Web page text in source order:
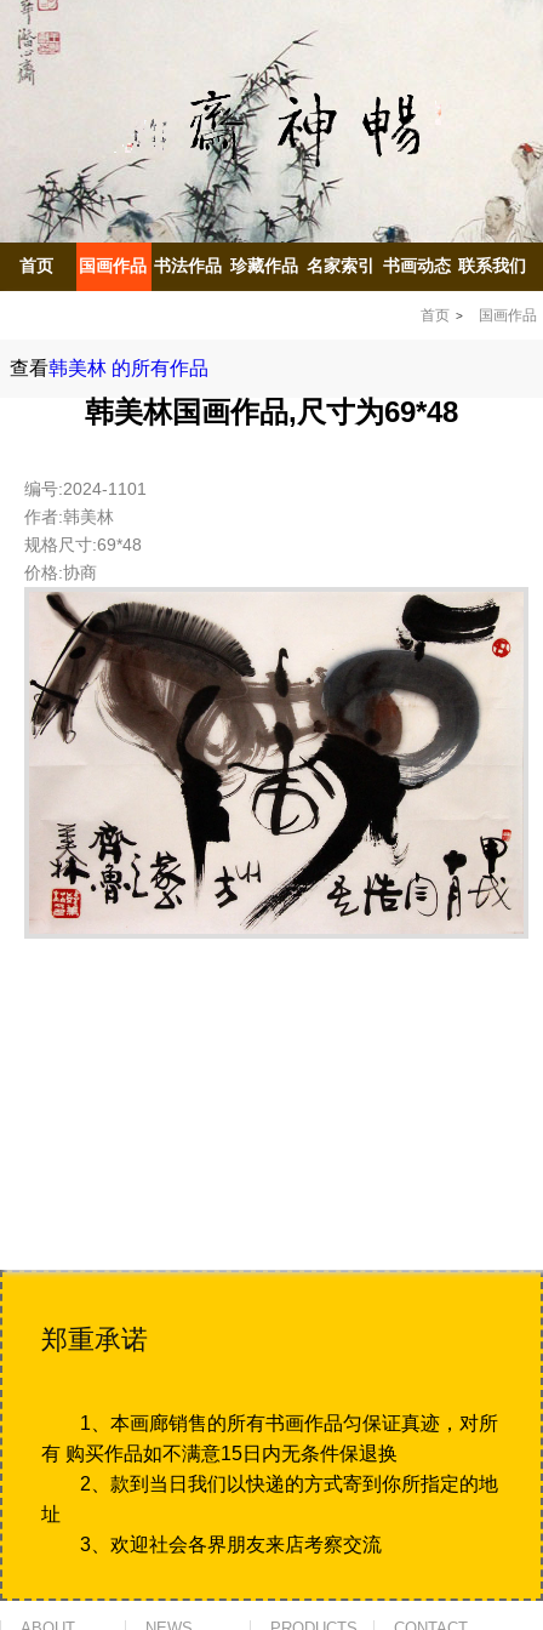
首页 国画作品 书法作品 珍藏作品 名家索引 书画动态 联系我们
首页 国画作品
查看韩美林 的所有作品
韩美林国画作品,尺寸为69*48
编号:2024-1101
作者:韩美林
规格尺寸:69*48
价格:协商
郑重承诺
1、本画廊销售的所有书画作品匀保证真迹，对所
有 购买作品如不满意15日内无条件保退换
2、款到当日我们以快递的方式寄到你所指定的地
址
3、欢迎社会各界朋友来店考察交流